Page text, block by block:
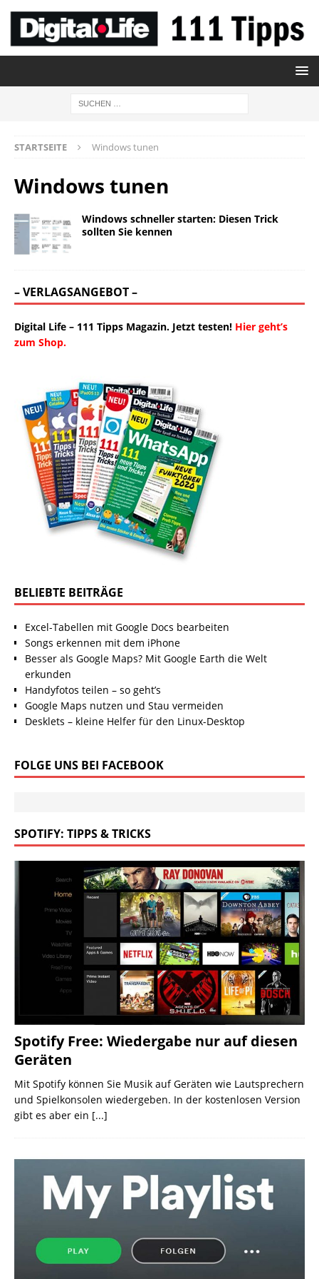
STARTSEITE Windows tunen
Windows tunen
Windows schneller starten: Diesen Trick
sollten Sie kennen
– VERLAGSANGEBOT –
Digital Life – 111 Tipps Magazin. Jetzt testen! Hier geht’s
zum Shop.
BELIEBTE BEITRÄGE
Excel-Tabellen mit Google Docs bearbeiten
Songs erkennen mit dem iPhone
Besser als Google Maps? Mit Google Earth die Welt
erkunden
Handyfotos teilen – so geht’s
Google Maps nutzen und Stau vermeiden
Desklets – kleine Helfer für den Linux-Desktop
FOLGE UNS BEI FACEBOOK
SPOTIFY: TIPPS & TRICKS
Spotify Free: Wiedergabe nur auf diesen
Geräten
Mit Spotify können Sie Musik auf Geräten wie Lautsprechern
und Spielkonsolen wiedergeben. In der kostenlosen Version
gibt es aber ein [...]